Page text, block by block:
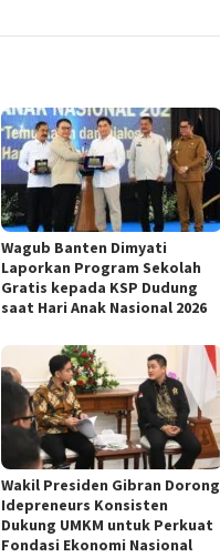
Wagub Banten Dimyati
Laporkan Program Sekolah
Gratis kepada KSP Dudung
saat Hari Anak Nasional 2026
Wakil Presiden Gibran Dorong
Idepreneurs Konsisten
Dukung UMKM untuk Perkuat
Fondasi Ekonomi Nasional